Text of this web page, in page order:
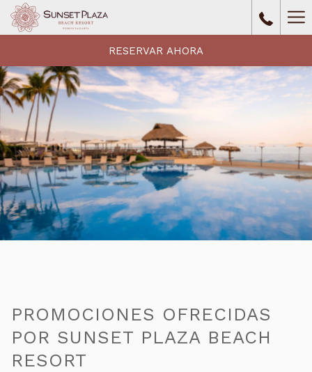
RESERVAR AHORA
PROMOCIONES OFRECIDAS
POR SUNSET PLAZA BEACH
RESORT